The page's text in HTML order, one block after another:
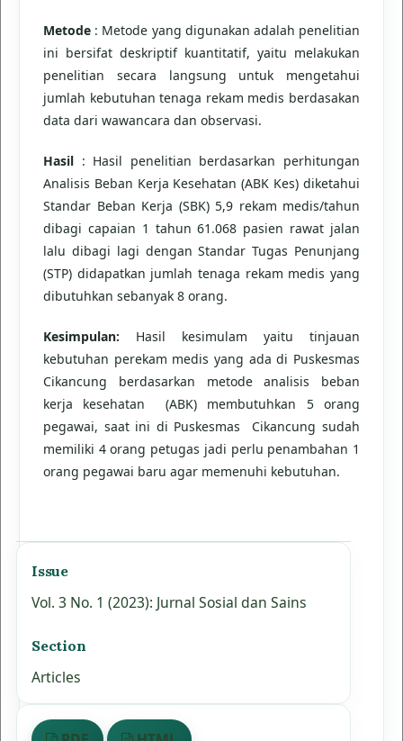
Metode : Metode yang digunakan adalah penelitian
ini bersifat deskriptif kuantitatif, yaitu melakukan
penelitian secara langsung untuk mengetahui
jumlah kebutuhan tenaga rekam medis berdasakan
data dari wawancara dan observasi.
Hasil : Hasil penelitian berdasarkan perhitungan
Analisis Beban Kerja Kesehatan (ABK Kes) diketahui
Standar Beban Kerja (SBK) 5,9 rekam medis/tahun
dibagi capaian 1 tahun 61.068 pasien rawat jalan
lalu dibagi lagi dengan Standar Tugas Penunjang
(STP) didapatkan jumlah tenaga rekam medis yang
dibutuhkan sebanyak 8 orang.
Kesimpulan: Hasil kesimulam yaitu tinjauan
kebutuhan perekam medis yang ada di Puskesmas
Cikancung berdasarkan metode analisis beban
kerja kesehatan (ABK) membutuhkan 5 orang
pegawai, saat ini di Puskesmas Cikancung sudah
memiliki 4 orang petugas jadi perlu penambahan 1
orang pegawai baru agar memenuhi kebutuhan.
Issue
Vol. 3 No. 1 (2023): Jurnal Sosial dan Sains
Section
Articles